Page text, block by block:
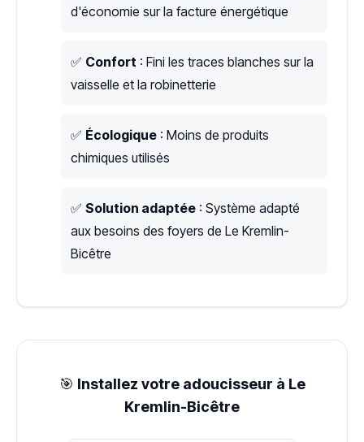
d'économie sur la facture énergétique
✅ Confort : Fini les traces blanches sur la
vaisselle et la robinetterie
✅ Écologique : Moins de produits
chimiques utilisés
✅ Solution adaptée : Système adapté
aux besoins des foyers de Le Kremlin-
Bicêtre
🎯 Installez votre adoucisseur à Le
Kremlin-Bicêtre